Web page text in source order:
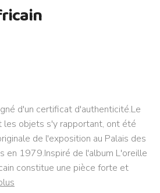
d'un certificat d'authenticité.Le
les objets s'y rapportant, ont été
de l'exposition au Palais des
en 1979.Inspiré de l'album L'oreille
constitue une pièce forte et